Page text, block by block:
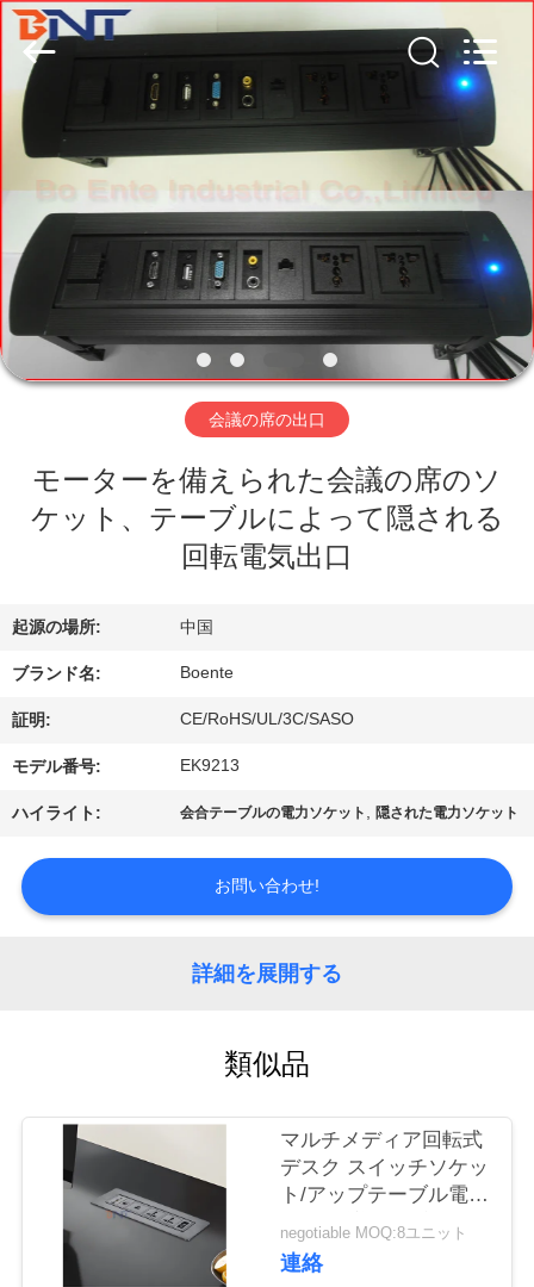
家
ロ
ダ
ク
私
達
つ
い
て
工
場
旅
管
Guangzhou
Boente
Technology
Ente
Industrial
Co.,
Limited).
Reserved.
Developed
ECER
会議の席の出口
モーターを備えられた会議の席のソ
ケット、テーブルによって隠される
回転電気出口
起源の場所: 中国
ブランド名: Boente
証明: CE/RoHS/UL/3C/SASO
モデル番号: EK9213
ハイライト: 会合テーブルの電力ソケット ,隠された電力ソケット
お問い合わせ!
詳細を展開する
類似品
マルチメディア回転式
デスク スイッチソケッ
ト/アップテーブル電源
出口/会議テーブルパネ
ル 設置プラグ
negotiable MOQ:8ユニット
連絡